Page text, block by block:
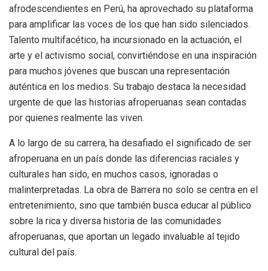
afrodescendientes en Perú, ha aprovechado su plataforma
para amplificar las voces de los que han sido silenciados.
Talento multifacético, ha incursionado en la actuación, el
arte y el activismo social, convirtiéndose en una inspiración
para muchos jóvenes que buscan una representación
auténtica en los medios. Su trabajo destaca la necesidad
urgente de que las historias afroperuanas sean contadas
por quienes realmente las viven.
A lo largo de su carrera, ha desafiado el significado de ser
afroperuana en un país donde las diferencias raciales y
culturales han sido, en muchos casos, ignoradas o
malinterpretadas. La obra de Barrera no solo se centra en el
entretenimiento, sino que también busca educar al público
sobre la rica y diversa historia de las comunidades
afroperuanas, que aportan un legado invaluable al tejido
cultural del país.